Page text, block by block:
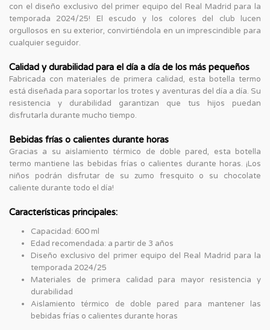
con el diseño exclusivo del primer equipo del Real Madrid para la
temporada 2024/25! El escudo y los colores del club lucen
orgullosos en su exterior, convirtiéndola en un imprescindible para
cualquier seguidor.
Calidad y durabilidad para el día a día de los más pequeños
Fabricada con materiales de primera calidad, esta botella termo
está diseñada para soportar los trotes y aventuras del día a día. Su
resistencia y durabilidad garantizan que tus hijos puedan
disfrutarla durante mucho tiempo.
Bebidas frías o calientes durante horas
Gracias a su aislamiento térmico de doble pared, esta botella
termo mantiene las bebidas frías o calientes durante horas. ¡Los
niños podrán disfrutar de su zumo fresquito o su chocolate
caliente durante todo el día!
Características principales:
Capacidad: 600 ml
Edad recomendada: a partir de 3 años
Diseño exclusivo del primer equipo del Real Madrid para la
temporada 2024/25
Materiales de primera calidad para mayor resistencia y
durabilidad
Aislamiento térmico de doble pared para mantener las
bebidas frías o calientes durante horas